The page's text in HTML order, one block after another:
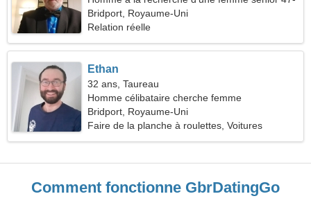
53
Bridport, Royaume-Uni
Relation réelle
Ethan
32 ans, Taureau
Homme célibataire cherche femme
Bridport, Royaume-Uni
Faire de la planche à roulettes, Voitures
Comment fonctionne GbrDatingGo